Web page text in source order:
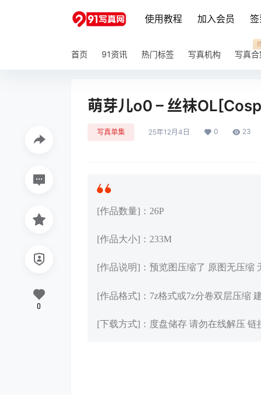
使用教程 加入会员 签
首页 91资讯 热门标签 写真机构 写真合
萌芽儿o0 – 丝袜
写真单集 25年12月4日 0 23
[作品数量]：26P
[作品大小]：233M
[作品说明]：预览图压缩了 原图无压缩
[作品格式]：7z格式或7z分卷双层压缩
[下载方式]：度盘储存 请勿在线解压 链
0